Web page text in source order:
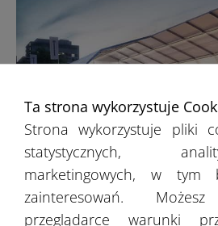
Hale
Ta strona wykorzystuje
Strona wykorzystuje pliki
statystycznych,
marketingowych, w tym
zainteresowań.
przeglądarce warunki